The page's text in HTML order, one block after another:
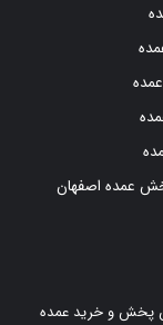
عمده اصفهان
پخش و خرید عمده